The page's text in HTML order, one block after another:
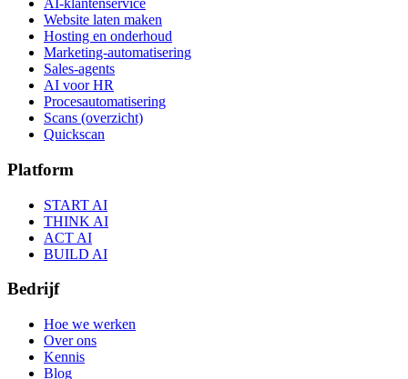
AI-klantenservice
Website laten maken
Hosting en onderhoud
Marketing-automatisering
Sales-agents
AI voor HR
Procesautomatisering
Scans (overzicht)
Quickscan
Platform
START AI
THINK AI
ACT AI
BUILD AI
Bedrijf
Hoe we werken
Over ons
Kennis
Blog